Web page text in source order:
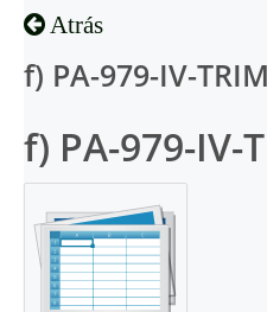
Atrás
f) PA-979-IV-
f) PA-979-IV-